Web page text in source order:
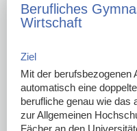
ANGEBOT
ORGANISATION
SCHULLEBEN
DOWNLOADS
Berufliches
Wirtschaft
Ziel
Mit der berufsbezogenen
automatisch eine
berufliche genau wie das
zur Allgemeinen
Fächer an den